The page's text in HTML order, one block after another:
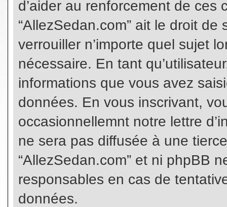
d’aider au renforcement de
“AllezSedan.com” ait le droit de
verrouiller n’importe quel sujet
nécessaire. En tant
informations que vous avez
données. En vous inscrivant,
occasionnellemnt notre lettre
ne sera pas diffusée à une
“AllezSedan.com” et ni phpBB
responsables en cas de
données.